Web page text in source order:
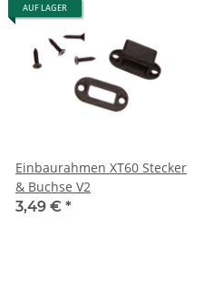
AUF LAGER
Einbaurahmen XT60 Stecker
& Buchse V2
3,49 € *